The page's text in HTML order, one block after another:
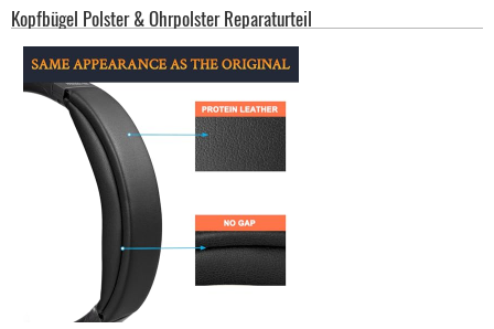
Kopfbügel Polster & Ohrpolster Reparaturteil